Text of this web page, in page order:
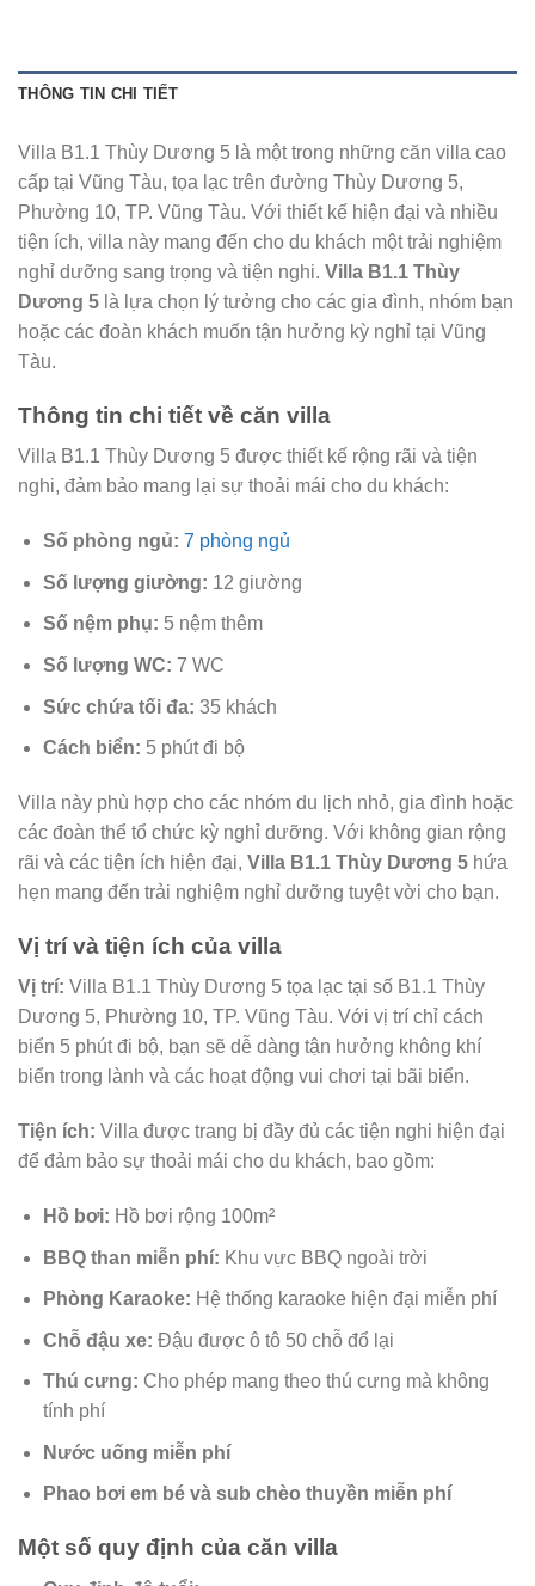
THÔNG TIN CHI TIẾT
Villa B1.1 Thùy Dương 5 là một trong những căn villa cao
cấp tại Vũng Tàu, tọa lạc trên đường Thùy Dương 5,
Phường 10, TP. Vũng Tàu. Với thiết kế hiện đại và nhiều
tiện ích, villa này mang đến cho du khách một trải nghiệm
nghỉ dưỡng sang trọng và tiện nghi. Villa B1.1 Thùy
Dương 5 là lựa chọn lý tưởng cho các gia đình, nhóm bạn
hoặc các đoàn khách muốn tận hưởng kỳ nghỉ tại Vũng
Tàu.
Thông tin chi tiết về căn villa
Villa B1.1 Thùy Dương 5 được thiết kế rộng rãi và tiện
nghi, đảm bảo mang lại sự thoải mái cho du khách:
Số phòng ngủ: 7 phòng ngủ
Số lượng giường: 12 giường
Số nệm phụ: 5 nệm thêm
Số lượng WC: 7 WC
Sức chứa tối đa: 35 khách
Cách biển: 5 phút đi bộ
Villa này phù hợp cho các nhóm du lịch nhỏ, gia đình hoặc
các đoàn thể tổ chức kỳ nghỉ dưỡng. Với không gian rộng
rãi và các tiện ích hiện đại, Villa B1.1 Thùy Dương 5 hứa
hẹn mang đến trải nghiệm nghỉ dưỡng tuyệt vời cho bạn.
Vị trí và tiện ích của villa
Vị trí: Villa B1.1 Thùy Dương 5 tọa lạc tại số B1.1 Thùy
Dương 5, Phường 10, TP. Vũng Tàu. Với vị trí chỉ cách
biển 5 phút đi bộ, bạn sẽ dễ dàng tận hưởng không khí
biển trong lành và các hoạt động vui chơi tại bãi biển.
Tiện ích: Villa được trang bị đầy đủ các tiện nghi hiện đại
để đảm bảo sự thoải mái cho du khách, bao gồm:
Hồ bơi: Hồ bơi rộng 100m²
BBQ than miễn phí: Khu vực BBQ ngoài trời
Phòng Karaoke: Hệ thống karaoke hiện đại miễn phí
Chỗ đậu xe: Đậu được ô tô 50 chỗ đổ lại
Thú cưng: Cho phép mang theo thú cưng mà không
tính phí
Nước uống miễn phí
Phao bơi em bé và sub chèo thuyền miễn phí
Một số quy định của căn villa